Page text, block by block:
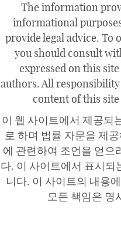
The information
informational
provide legal advice. To
you should consult
expressed on this
authors. All
content of this
이 웹 사이트에서 제공되
로 하며 법률 자문을 제
에 관련하여 조언을 얻으
다. 이 사이트에서 표시되
니다. 이 사이트의 내용
모든 책임은 명